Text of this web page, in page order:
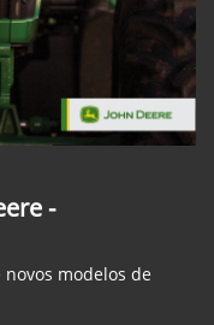
-
modelos de